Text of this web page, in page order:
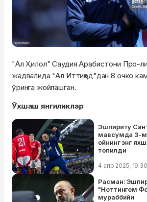
"Ал Ҳилол" Саудия Арабистони Про-
жадвалида "Ал Иттиҳод"дан 8 очко
ўринга жойлашган.
Ўхшаш янгиликлар
Эшпириту
мавсумда 3-
ойнинг энг
топилди
4 апр 2025, 19:30
Расман:
"Ноттингем
мураббийи